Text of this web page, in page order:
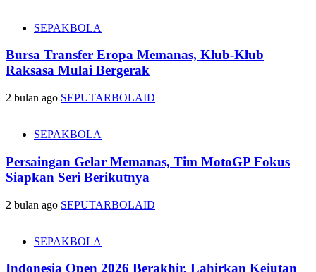
SEPAKBOLA
Bursa Transfer Eropa Memanas, Klub-Klub
Raksasa Mulai Bergerak
2 bulan ago SEPUTARBOLAID
SEPAKBOLA
Persaingan Gelar Memanas, Tim MotoGP Fokus
Siapkan Seri Berikutnya
2 bulan ago SEPUTARBOLAID
SEPAKBOLA
Indonesia Open 2026 Berakhir, Lahirkan Kejutan